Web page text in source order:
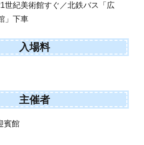
世紀美術館すぐ／北鉄バス「広
」下車
入場料
主催者
賓館